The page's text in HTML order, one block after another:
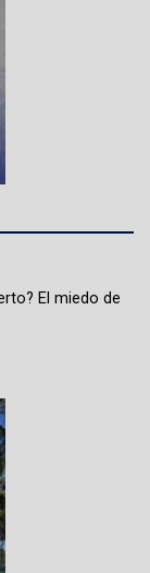
El miedo de